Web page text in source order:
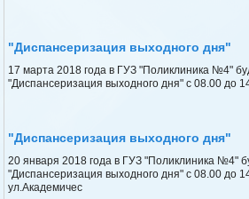
"Диспансеризация выходного дня"
17 марта 2018 года в ГУЗ "Поликлиника №4"
"Диспансеризация выходного дня" с 08.00 до
"Диспансеризация выходного дня"
20 января 2018 года в ГУЗ "Поликлиника №4"
"Диспансеризация выходного дня" с 08.00 до
ул.Академичес